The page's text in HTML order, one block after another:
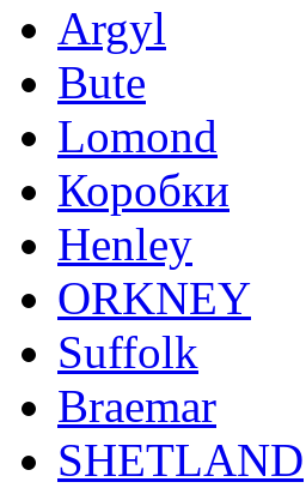
Argyl
Bute
Lomond
Коробки
Henley
ORKNEY
Suffolk
Braemar
SHETLAND